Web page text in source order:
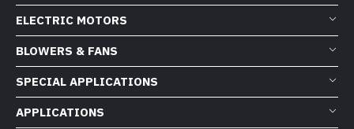
ELECTRIC MOTORS
BLOWERS & FANS
SPECIAL APPLICATIONS
APPLICATIONS